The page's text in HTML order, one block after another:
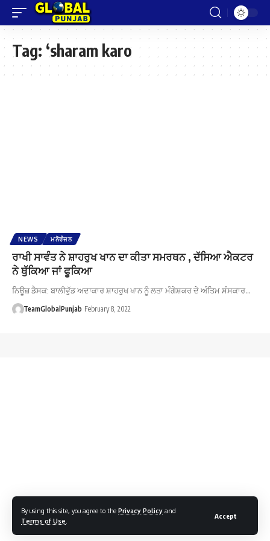
By using this site, you agree to the Privacy Policy and
Terms of Use
Accept
Tag: ‘sharam karo
NEWS ਮਨੋਰੰਜਨ
ਰਾਖੀ ਸਾਵੰਤ ਨੇ ਸ਼ਾਹਰੁਖ ਖਾਨ ਦਾ ਕੀਤਾ ਸਮਰਥਨ , ਦੱਸਿਆ ਐਕਟਰ
ਨੇ ਥੁੱਕਿਆ ਜਾਂ ਫੂਕਿਆ
ਨਿਊਜ਼ ਡੈਸਕ: ਬਾਲੀਵੁੱਡ ਅਦਾਕਾਰ ਸ਼ਾਹਰੁਖ ਖਾਨ ਨੂੰ ਲਤਾ ਮੰਗੇਸ਼ਕਰ ਦੇ ਅੰਤਿਮ ਸੰਸਕਾਰ…
TeamGlobalPunjab February 8, 2022